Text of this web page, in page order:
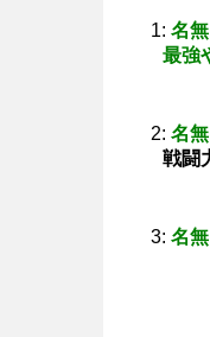
1: 名
最強
2: 名
戦闘
3: 名